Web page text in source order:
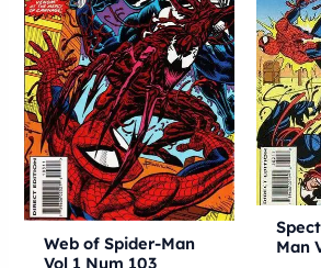
Web of Spider-Man
Vol 1 Num 103
variations.
Les
options
peuvent
être
choisies
sur
la
Man